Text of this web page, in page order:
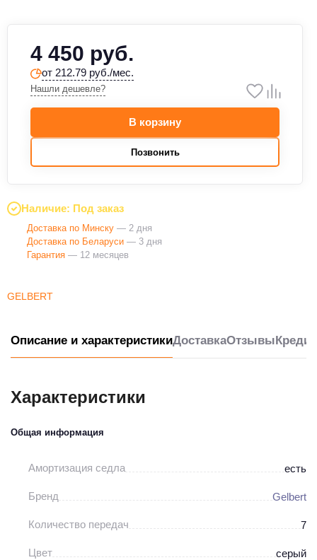
GELBERT
4 450 руб.
от 212.79 руб./мес.
Нашли дешевле?
В корзину
Позвонить
Наличие: Под заказ
Доставка по Минску — 2 дня
Доставка по Беларуси — 3 дня
Гарантия — 12 месяцев
Описание и характеристикиДоставкаОтзывы
Характеристики
Общая информация
Амортизация седла есть
Бренд Gelbert
Количество передач 7
Цвет серый